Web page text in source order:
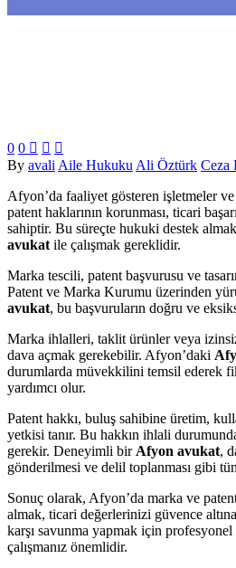
0 0   
By avali Aile Hukuku Ali Öztürk Ceza
Afyon’da faaliyet gösteren işletmeler
patent haklarının korunması, ticari
sahiptir. Bu süreçte hukuki destek
avukat ile çalışmak gereklidir.
Marka tescili, patent başvurusu ve
Patent ve Marka Kurumu üzerinden
avukat, bu başvuruların doğru ve
Marka ihlalleri, taklit ürünler veya
dava açmak gerekebilir. Afyon’daki
durumlarda müvekkilini temsil ederek
yardımcı olur.
Patent hakkı, buluş sahibine üretim,
yetkisi tanır. Bu hakkın ihlali
gerekir. Deneyimli bir Afyon avukat,
gönderilmesi ve delil toplanması gibi
Sonuç olarak, Afyon’da marka ve patent
almak, ticari değerlerinizi güvence
karşı savunma yapmak için
çalışmanız önemlidir.